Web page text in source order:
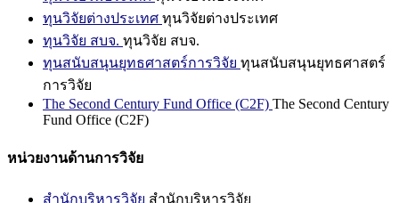
ทุนวิจัยต่างประเทศ ทุนวิจัยต่างประเทศ
ทุนวิจัย สบจ. ทุนวิจัย สบจ.
ทุนสนับสนุนยุทธศาสตร์การวิจัย ทุนสนับสนุนยุทธศาสตร์
การวิจัย
The Second Century Fund Office (C2F) The Second Century
Fund Office (C2F)
หน่วยงานด้านการวิจัย
สำนักบริหารวิจัย สำนักบริหารวิจัย